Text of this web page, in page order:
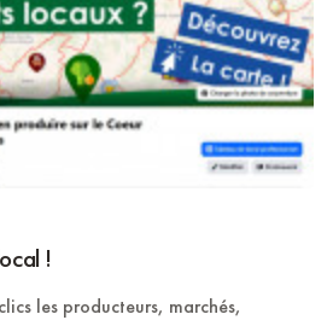
!
les producteurs, marchés,